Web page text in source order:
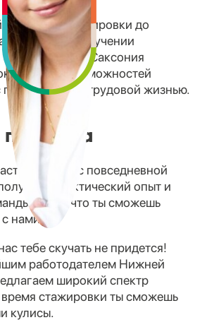
школьной стажировки до
при изучении
Нижняя Саксония
спектр возможностей
повседневной трудовой жизнью.
вкус повседневной
практический опыт и
— вот что ты сможешь
с нами!
тебе скучать не придется!
работодателем Нижней
широкий спектр
стажировки ты сможешь
кулисы.